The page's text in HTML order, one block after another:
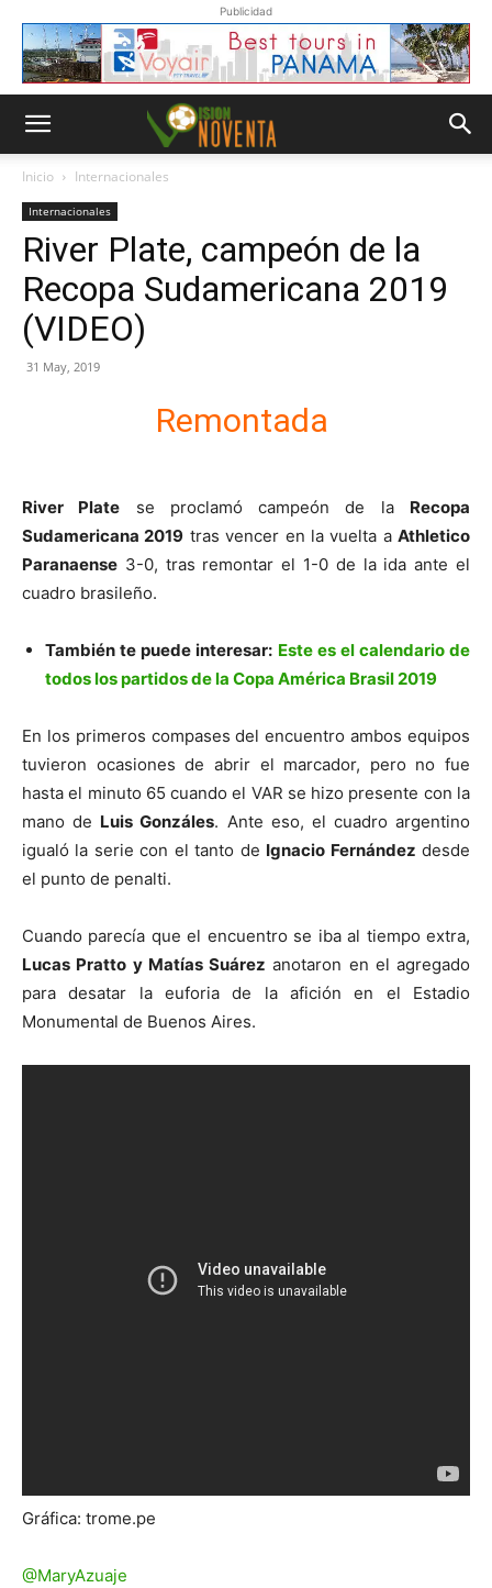
Publicidad
Inicio Internacionales
Internacionales
River Plate, campeón de la
Recopa Sudamericana 2019
(VIDEO)
31 May, 2019
Remontada
River Plate se proclamó campeón de la Recopa
Sudamericana 2019 tras vencer en la vuelta a Athletico
Paranaense 3-0, tras remontar el 1-0 de la ida ante el
cuadro brasileño.
También te puede interesar: Este es el calendario de
todos los partidos de la Copa América Brasil 2019
En los primeros compases del encuentro ambos equipos
tuvieron ocasiones de abrir el marcador, pero no fue
hasta el minuto 65 cuando el VAR se hizo presente con la
mano de Luis Gonzáles. Ante eso, el cuadro argentino
igualó la serie con el tanto de Ignacio Fernández desde
el punto de penalti.
Cuando parecía que el encuentro se iba al tiempo extra,
Lucas Pratto y Matías Suárez anotaron en el agregado
para desatar la euforia de la afición en el Estadio
Monumental de Buenos Aires.
Gráfica: trome.pe
@MaryAzuaje